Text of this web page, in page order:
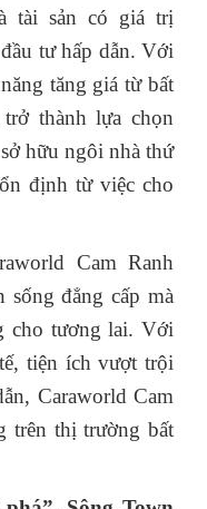
tài sản có giá trị
tư hấp dẫn. Với
tăng giá từ bất
thành lựa chọn
hữu ngôi nhà thứ
định từ việc cho
Cam Ranh
đẳng cấp mà
cho tương lai. Với
tiện ích vượt trội
Caraworld Cam
trên thị trường bất